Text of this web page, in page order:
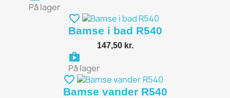
På lager
favorite_border
Bamse i bad R540
147,50 kr.
shopping_bag
På lager
favorite_border
Bamse vander R540